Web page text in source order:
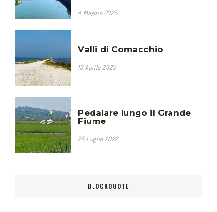
4 Maggio 2025
Valli di Comacchio
13 Aprile 2025
Pedalare lungo il Grande
Fiume
25 Luglio 2022
BLOCKQUOTE